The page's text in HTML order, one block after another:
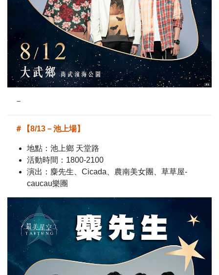
－
＃【8/13－池上場】
地點：池上鄉 天堂路
活動時間：1800-2100
演出：麋先生、Cicada、農南美女團、草草屋-
caucau樂團